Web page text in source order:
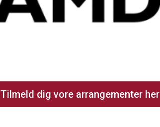
Tilmeld dig vore arrangementer her